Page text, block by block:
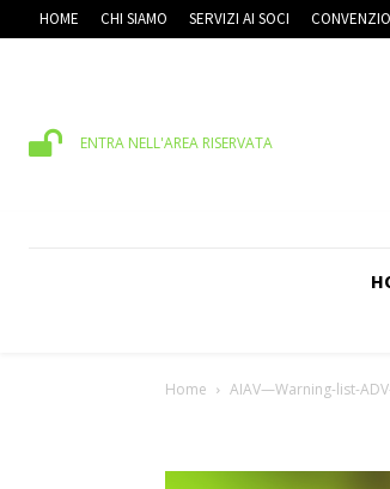
HOME CHI SIAMO SERVIZI AI SOCI
ENTRA NELL'AREA RISERVATA
Home AIAV—Warning-list-